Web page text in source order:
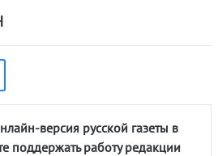
версия русской газеты в
поддержать работу редакции